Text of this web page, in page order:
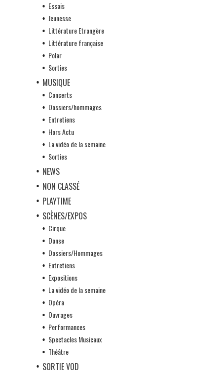
Essais
Jeunesse
Littérature Etrangère
Littérature française
Polar
Sorties
MUSIQUE
Concerts
Dossiers/hommages
Entretiens
Hors Actu
La vidéo de la semaine
Sorties
NEWS
NON CLASSÉ
PLAYTIME
SCÈNES/EXPOS
Cirque
Danse
Dossiers/Hommages
Entretiens
Expositions
La vidéo de la semaine
Opéra
Ouvrages
Performances
Spectacles Musicaux
Théâtre
SORTIE VOD